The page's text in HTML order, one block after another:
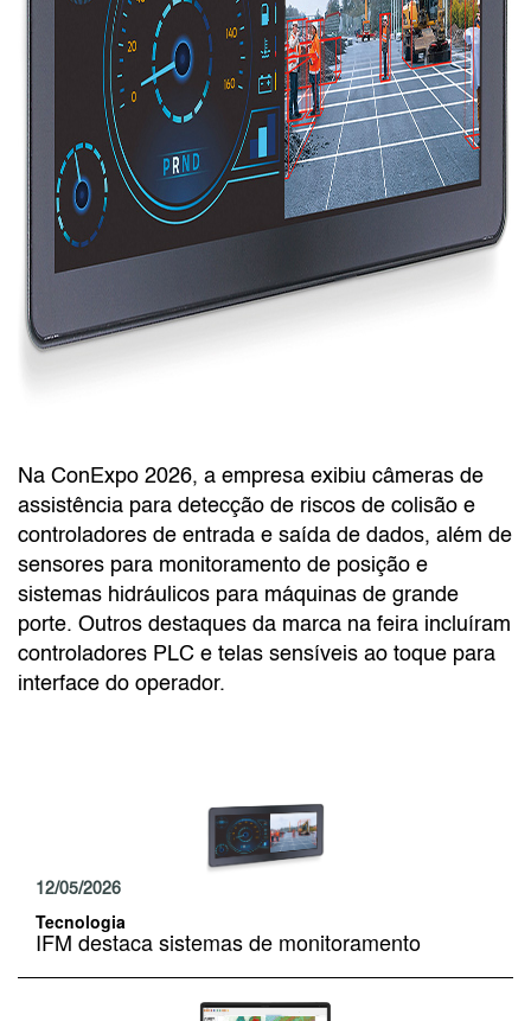
Na ConExpo 2026, a empresa exibiu câmeras de
assistência para detecção de riscos de colisão e
controladores de entrada e saída de dados, além de
sensores para monitoramento de posição e
sistemas hidráulicos para máquinas de grande
porte. Outros destaques da marca na feira incluíram
controladores PLC e telas sensíveis ao toque para
interface do operador.
12/05/2026
Tecnologia
IFM destaca sistemas de monitoramento